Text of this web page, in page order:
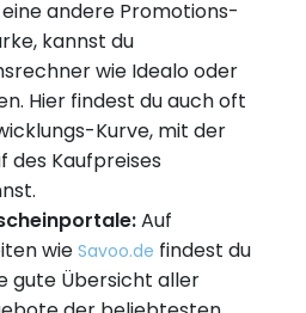
andere Promotions-
kannst du
wie Idealo oder
Hier findest du auch oft
Kurve, mit der
des Kaufpreises
Auf
wie Savoo.de findest du
gute Übersicht aller